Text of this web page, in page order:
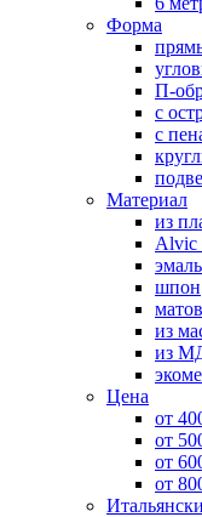
Форма
П-
с
с
Материал
из
Alvic
эмаль
шпон
из
из
Цена
от
от
от
от